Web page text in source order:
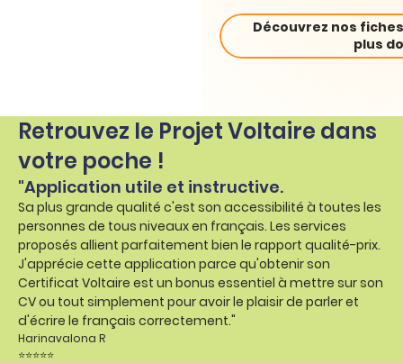
Découvrez nos
plus
Retrouvez le Projet Voltaire dans
votre poche !
"Application utile et instructive.
Sa plus grande qualité c'est son accessibilité à toutes les
personnes de tous niveaux en français. Les services
proposés allient parfaitement bien le rapport qualité-prix.
J'apprécie cette application parce qu'obtenir son
Certificat Voltaire est un bonus essentiel à mettre sur son
CV ou tout simplement pour avoir le plaisir de parler et
d'écrire le français correctement."
Harinavalona R
⭐⭐⭐⭐⭐